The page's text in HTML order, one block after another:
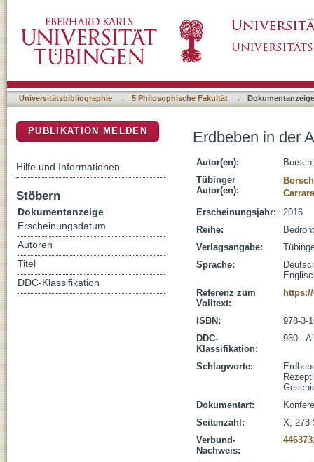
Universitätsbibliographie → 5 Philosophische Fakultät → Dokumentanzeige
Erdbeben in der
Autor(en):
Tübinger
Autor(en):
Erscheinungsjahr:
2016
Reihe:
Verlagsangabe:
Sprache:
Referenz zum
Volltext:
ISBN:
978-3-
DDC-
Klassifikation:
930 -
Schlagworte:
Dokumentart:
Seitenzahl:
X, 278
Verbund-
Nachweis:
PUBLIKATION MELDEN
Hilfe und Informationen
Stöbern
Dokumentanzeige
Erscheinungsdatum
Autoren
Titel
DDC-Klassifikation